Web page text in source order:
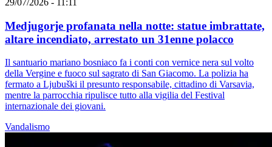
29/07/2026 - 11:11
Medjugorje profanata nella notte: statue imbrattate,
altare incendiato, arrestato un 31enne polacco
Il santuario mariano bosniaco fa i conti con vernice nera sul volto
della Vergine e fuoco sul sagrato di San Giacomo. La polizia ha
fermato a Ljubuški il presunto responsabile, cittadino di Varsavia,
mentre la parrocchia ripulisce tutto alla vigilia del Festival
internazionale dei giovani.
Vandalismo